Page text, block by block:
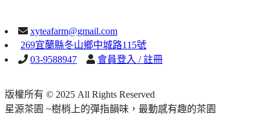
xyteafarm@gmail.com
269宜蘭縣冬山鄉中城路115號
03-9588947
會員登入 / 註冊
版權所有 © 2025 All Rights Reserved
星源茶園 ~樹梢上的彈指韻味，最動感有趣的茶園